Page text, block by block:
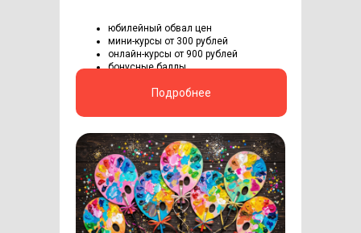
юбилейный обвал цен
мини-курсы от 300 рублей
онлайн-курсы от 900 рублей
бонусные баллы
Подробнее